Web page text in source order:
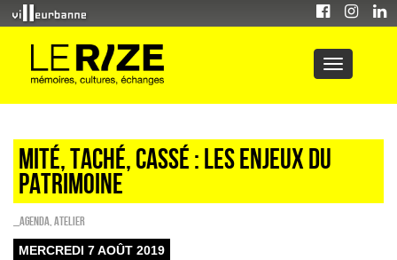
Mité, taché, cassé : les enjeux du
patrimoine
_Agenda Atelier
MERCREDI 7 AOÛT 2019